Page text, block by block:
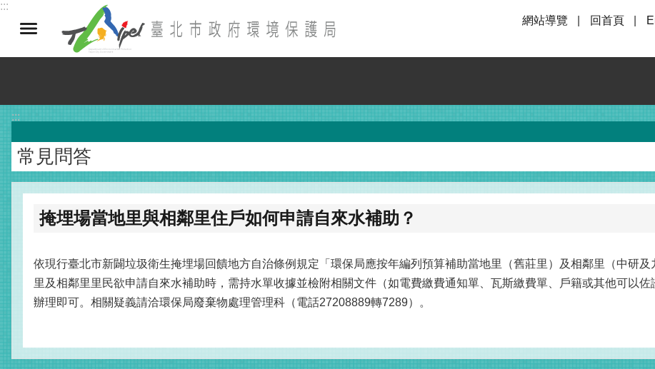
跳到主要內容區塊
:::
網站導覽
回首頁
:::
常見問答
掩埋場當地里與相鄰里住戶如何申請自來水補助？
依現行臺北市新闢垃圾衛生掩埋場回饋地方自治條例規定「環保局應按年編列預算補助當地里（舊莊里）及相鄰里（中研
里及相鄰里里民欲申請自來水補助時，需持水單收據並檢附相關文件（如電費繳費通知單、瓦斯繳費單、戶籍或其他可以
辦理即可。相關疑義請洽環保局廢棄物處理管理科（電話27208889轉7289）。